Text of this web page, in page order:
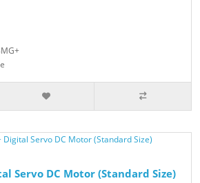
Servo DC Motor (Standard Size)